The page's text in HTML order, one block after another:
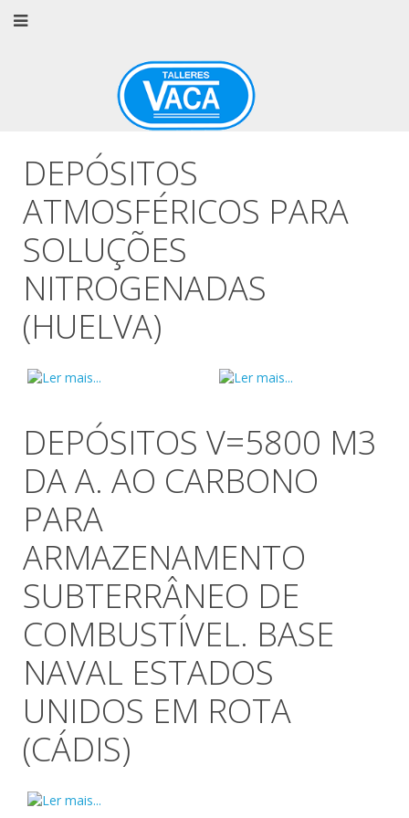
DEPÓSITOS
ATMOSFÉRICOS PARA
SOLUÇÕES
NITROGENADAS
(HUELVA)
DEPÓSITOS V=5800 M3
DA A. AO CARBONO
PARA
ARMAZENAMENTO
SUBTERRÂNEO DE
COMBUSTÍVEL. BASE
NAVAL ESTADOS
UNIDOS EM ROTA
(CÁDIS)